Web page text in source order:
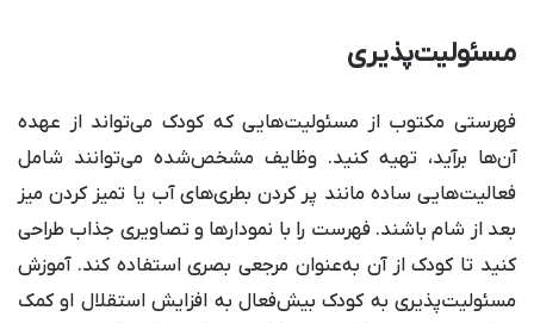
مسئولیت‌پذیری
فهرستی مکتوب از مسئولیت‌هایی که کودک می‌تواند از عهده
آن‌ها برآید، تهیه کنید. وظایف مشخص‌شده می‌توانند شامل
فعالیت‌هایی ساده مانند پر کردن بطری‌های آب یا تمیز کردن میز
بعد از شام باشند. فهرست را با نمودارها و تصاویری جذاب طراحی
کنید تا کودک از آن به‌عنوان مرجعی بصری استفاده کند. آموزش
مسئولیت‌پذیری به کودک بیش‌فعال به افزایش استقلال او کمک